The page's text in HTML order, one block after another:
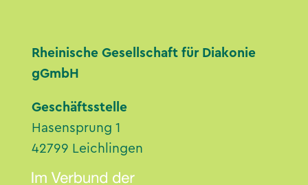
Rheinische Gesellschaft für Diakonie
gGmbH
Geschäftsstelle
Hasensprung 1
42799 Leichlingen